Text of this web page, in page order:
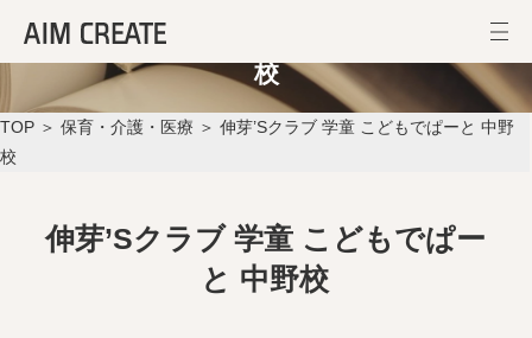
伸芽’Sクラブ 学童 こどもでぱーと 中野
校
TOP ＞ 保育・介護・医療 ＞ 伸芽’Sクラブ 学童 こどもでぱーと 中野
校
伸芽’Sクラブ 学童 こどもでぱー
と 中野校